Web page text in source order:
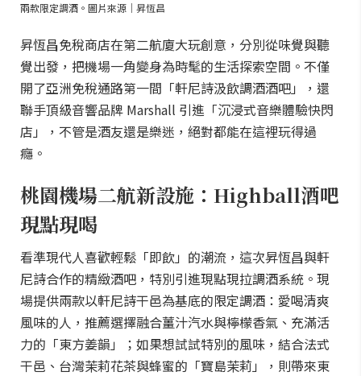
兩款限定調酒。圖片來源｜昇恆昌
昇恆昌免稅商店在第二航廈大玩創意，分別從味覺與聽
覺出發，把機場一角變身為時髦的生活探索空間。不僅
開了亞洲免稅通路第一間「軒尼詩汲飲調酒酒吧」，還
聯手頂級音響品牌 Marshall 引進「沉浸式音樂體驗快閃
店」，不管是酒友還是樂迷，絕對都能在這裡玩得過
癮。
桃園機場二航新設施：Highball酒吧
現點現喝
看準現代人喜歡輕鬆「即飲」的潮流，這次昇恆昌與軒
尼詩合作的精緻酒吧，特別引進現點現拉調酒系統。現
場提供兩款以軒尼詩干邑為基底的限定調酒：愛喝清爽
風味的人，推薦選擇融合薑汁汽水與檸檬香氣、充滿活
力的「東方姜韻」；如果想試試特別的風味，結合法式
干邑、台灣茉莉花茶與蜂蜜的「寶島茉莉」，則帶來東